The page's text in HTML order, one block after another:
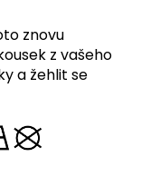
znovu
z vašeho
a žehlit se